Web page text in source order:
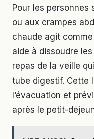
Pour les personnes
ou aux crampes
chaude agit
aide à dissoudre
repas de la veille
tube digestif. Cette
l’évacuation et
après le petit-